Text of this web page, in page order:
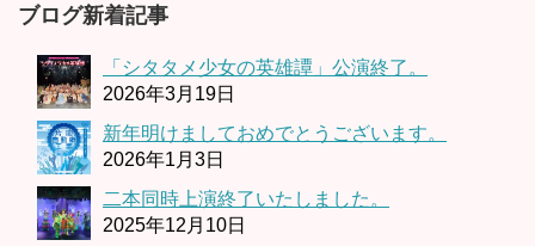
ブログ新着記事
「シタタメ少女の英雄譚」公演終了。
2026年3月19日
新年明けましておめでとうございます。
2026年1月3日
二本同時上演終了いたしました。
2025年12月10日